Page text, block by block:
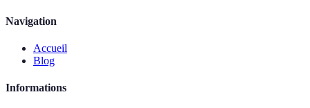
Navigation
Accueil
Blog
Informations